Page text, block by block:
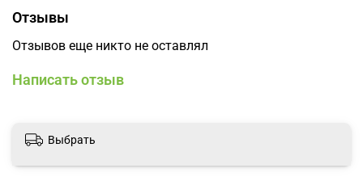
Отзывы
Отзывов еще никто не оставлял
Написать отзыв
Выбрать